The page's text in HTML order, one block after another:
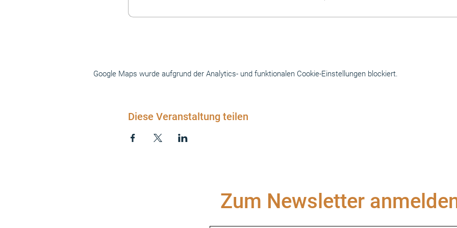
Google Maps wurde aufgrund der Analytics- und funktionalen Cookie-Einstellungen blockiert.
Diese Veranstaltung teilen
Zum Newsletter